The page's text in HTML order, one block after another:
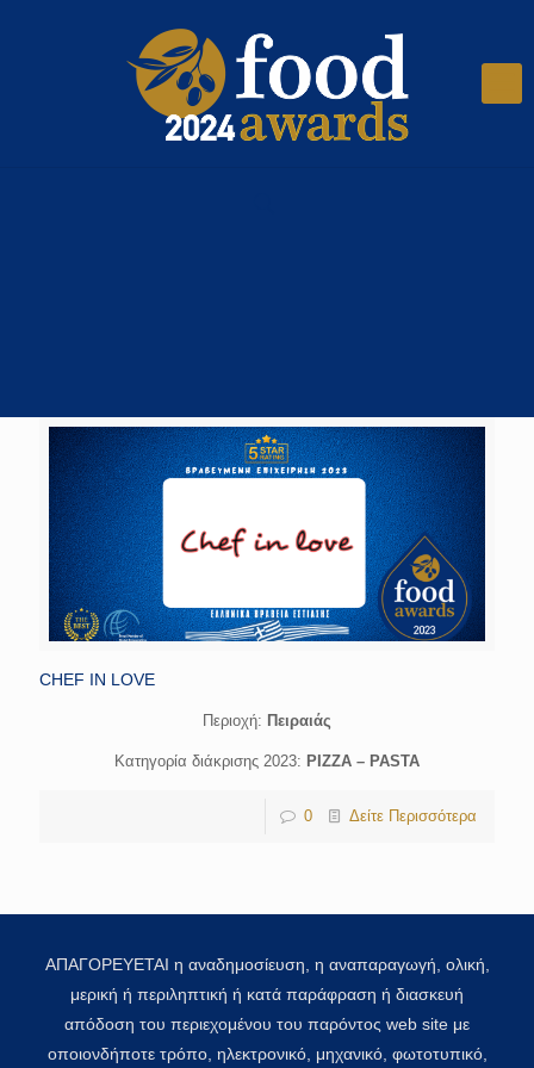
CHEF IN LOVE
Περιοχή: Πειραιάς
Κατηγορία διάκρισης 2023: PIZZA – PASTA
0 Δείτε Περισσότερα
ΑΠΑΓΟΡΕΥΕΤΑΙ η αναδημοσίευση, η αναπαραγωγή, ολική,
μερική ή περιληπτική ή κατά παράφραση ή διασκευή
απόδοση του περιεχομένου του παρόντος web site με
οποιονδήποτε τρόπο, ηλεκτρονικό, μηχανικό, φωτοτυπικό,